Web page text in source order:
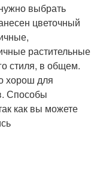
выбрать
цветочный
растительные
стиля, в общем.
хорош для
Способы
как вы можете